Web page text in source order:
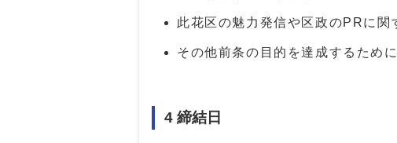
此花区の魅力発信や区政のPRに関
その他前条の目的を達成するため
4 締結日